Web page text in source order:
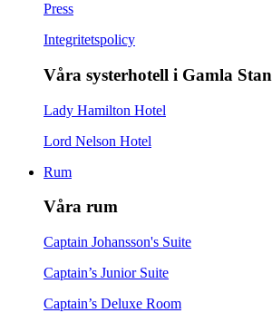
Press
Integritetspolicy
Våra systerhotell i Gamla Stan
Lady Hamilton Hotel
Lord Nelson Hotel
Rum
Våra rum
Captain Johansson's Suite
Captain’s Junior Suite
Captain’s Deluxe Room